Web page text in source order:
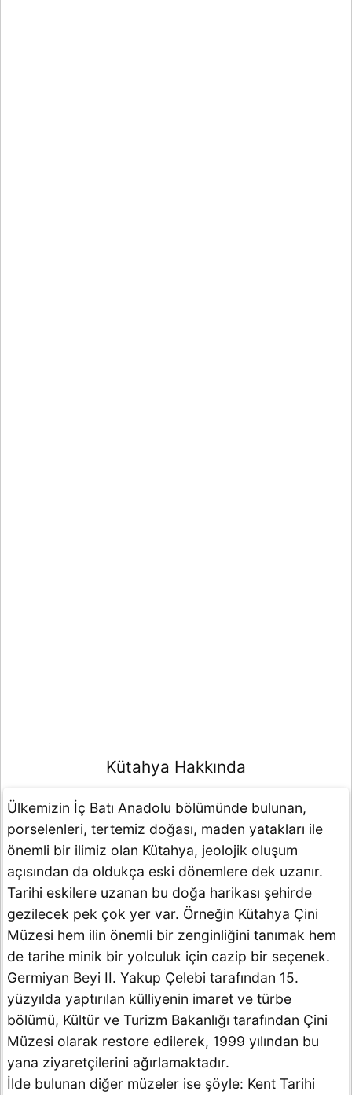
Kütahya Hakkında
Ülkemizin İç Batı Anadolu bölümünde bulunan,
porselenleri, tertemiz doğası, maden yatakları ile
önemli bir ilimiz olan Kütahya, jeolojik oluşum
açısından da oldukça eski dönemlere dek uzanır.
Tarihi eskilere uzanan bu doğa harikası şehirde
gezilecek pek çok yer var. Örneğin Kütahya Çini
Müzesi hem ilin önemli bir zenginliğini tanımak hem
de tarihe minik bir yolculuk için cazip bir seçenek.
Germiyan Beyi II. Yakup Çelebi tarafından 15.
yüzyılda yaptırılan külliyenin imaret ve türbe
bölümü, Kültür ve Turizm Bakanlığı tarafından Çini
Müzesi olarak restore edilerek, 1999 yılından bu
yana ziyaretçilerini ağırlamaktadır.
İlde bulunan diğer müzeler ise şöyle: Kent Tarihi